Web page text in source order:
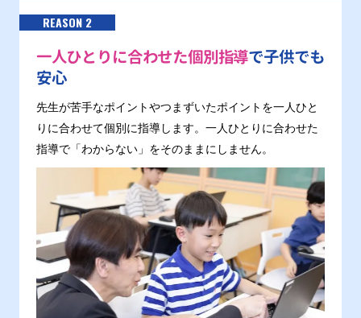
REASON 2
一人ひとりに合わせた個別指導で子供でも
安心
先生が苦手なポイントやつまずいたポイントを一人ひと
りに合わせて個別に指導します。一人ひとりに合わせた
指導で「わからない」をそのままにしません。